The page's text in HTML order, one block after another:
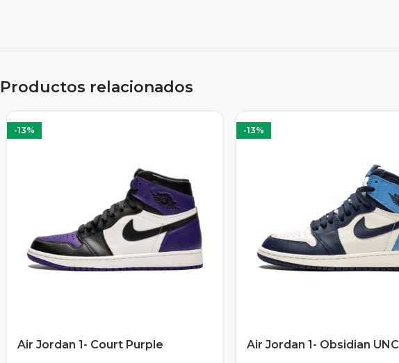
Productos relacionados
-13%
Air Jordan 1- Court Purple
-13%
Air Jordan 1- Obsidian UNC